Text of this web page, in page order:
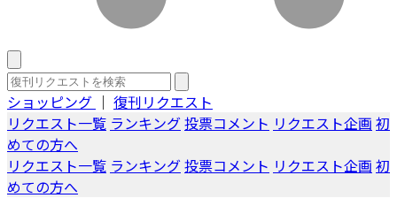
ショッピング ｜ 復刊リクエスト
リクエスト一覧 ランキング投票コメント リクエスト企画 初
めての方へ
リクエスト一覧 ランキング投票コメント リクエスト企画 初
めての方へ